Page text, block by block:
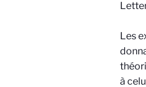
Les
à